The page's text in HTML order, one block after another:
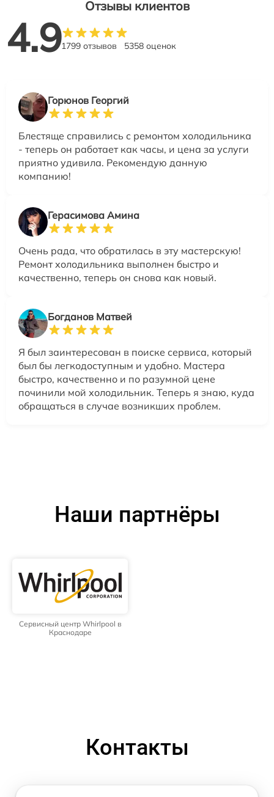
Отзывы клиентов
4.91799 отзывов 5358 оценок
Горюнов Георгий
Блестяще справились с ремонтом холодильника
- теперь он работает как часы, и цена за услуги
приятно удивила. Рекомендую данную
компанию!
Герасимова Амина
Очень рада, что обратилась в эту мастерскую!
Ремонт холодильника выполнен быстро и
качественно, теперь он снова как новый.
Богданов Матвей
Я был заинтересован в поиске сервиса, который
был бы легкодоступным и удобно. Мастера
быстро, качественно и по разумной цене
починили мой холодильник. Теперь я знаю, куда
обращаться в случае возникших проблем.
Наши партнёры
Сервисный центр Whirlpool в
Краснодаре
Контакты